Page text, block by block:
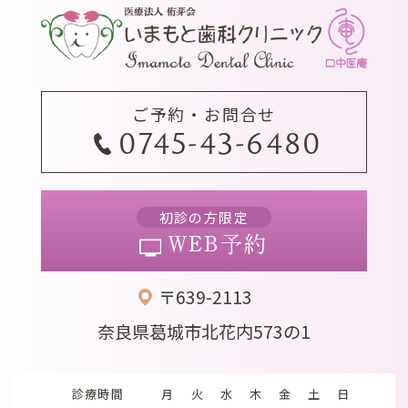
ご予約・お問合せ
0745-43-6480
初診の方限定
WEB予約
〒639-2113
奈良県葛城市北花内573の1
診療時間 月 火 水 木 金 土 日